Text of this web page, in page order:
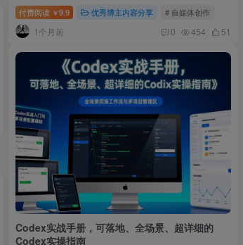
车车编导：IP自发光短视频流量变现实操课，爆款短视频创作IP打造
付费阅读 ￥9.9 优秀博主内容分享 # 自媒体创作
1个月前 0 454 51
Codex实战手册，可落地、全场景、超详细的
Codex实操指南